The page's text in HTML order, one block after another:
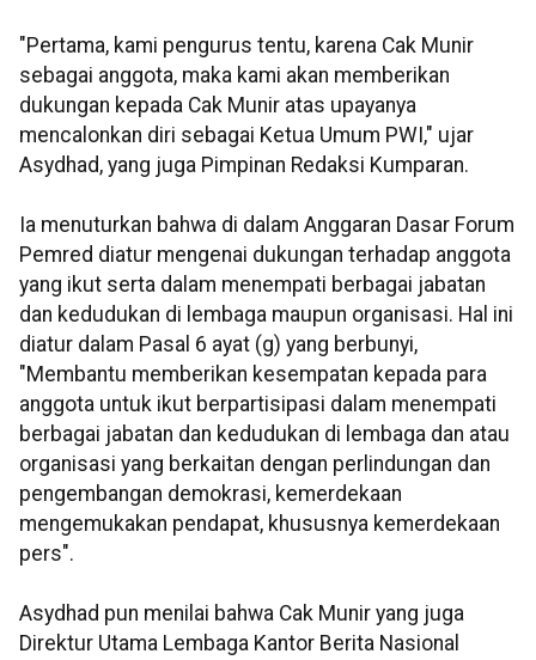
"Pertama, kami pengurus tentu, karena Cak Munir
sebagai anggota, maka kami akan memberikan
dukungan kepada Cak Munir atas upayanya
mencalonkan diri sebagai Ketua Umum PWI," ujar
Asydhad, yang juga Pimpinan Redaksi Kumparan.
Ia menuturkan bahwa di dalam Anggaran Dasar Forum
Pemred diatur mengenai dukungan terhadap anggota
yang ikut serta dalam menempati berbagai jabatan
dan kedudukan di lembaga maupun organisasi. Hal ini
diatur dalam Pasal 6 ayat (g) yang berbunyi,
"Membantu memberikan kesempatan kepada para
anggota untuk ikut berpartisipasi dalam menempati
berbagai jabatan dan kedudukan di lembaga dan atau
organisasi yang berkaitan dengan perlindungan dan
pengembangan demokrasi, kemerdekaan
mengemukakan pendapat, khususnya kemerdekaan
pers".
Asydhad pun menilai bahwa Cak Munir yang juga
Direktur Utama Lembaga Kantor Berita Nasional